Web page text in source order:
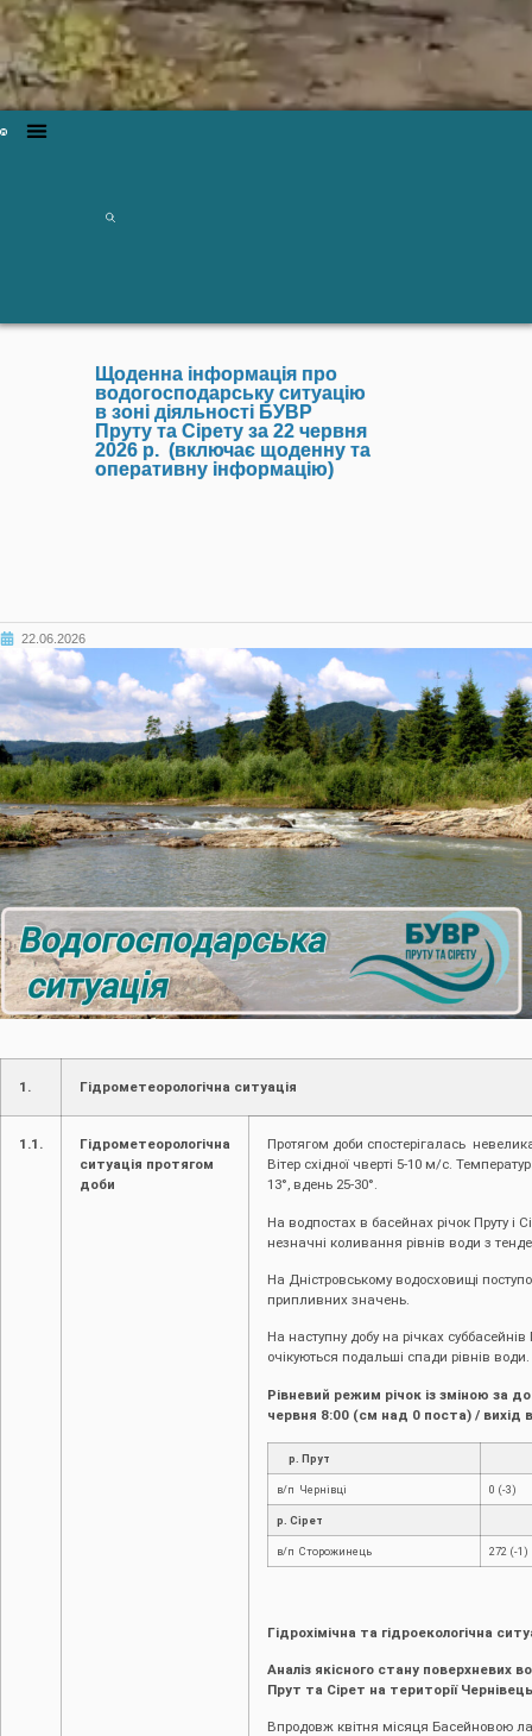
Щоденна інформація про
водогосподарську ситуацію
в зоні діяльності БУВР
Пруту та Сірету за 22 червня
2026 р. (включає щоденну та
оперативну інформацію)
22.06.2026
1. Гідрометеорологічна ситуація
1.1.
Гідрометеорологічна
ситуація протягом
доби
Протягом доби спостерігалась
Вітер східної чверті 5-10 м/с.
13°, вдень 25-30°.
На водпостах в басейнах річок Пруту і
незначні коливання рівнів води з
На Дністровському водосховищі
припливних значень.
На наступну добу на річках суббасейнів
очікуються подальші спади рівнів води.
Рівневий режим річок із зміною за
червня 8:00 (см над 0 поста) / вихід
р. Прут
в/п Чернівці 0 (-3)
р. Сірет
в/п Сторожинець 272 (-1)
Гідрохімічна та гідроекологічна
Аналіз якісного стану поверхневих
Прут та Сірет на території
Впродовж квітня місяця Басейновою